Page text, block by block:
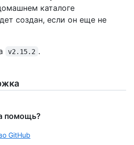
каталоге
создан, если он еще не
v2.15.2 .
помощь?
GitHub